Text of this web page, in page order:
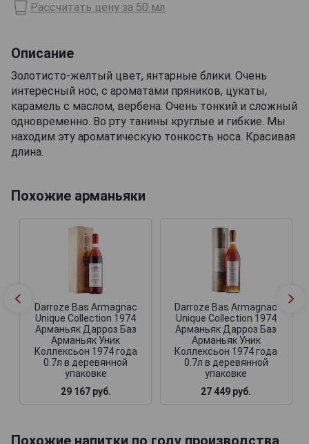
Рассчитать цену за 50 мл
Описание
Золотисто-желтый цвет, янтарные блики. Очень
интересный нос, с ароматами пряников, цукаты,
карамель с маслом, вербена. Очень тонкий и сложный
одновременно. Во рту танины круглые и гибкие. Мы
находим эту ароматическую тонкость носа. Красивая
длина.
Похожие арманьяки
Darroze Bas Armagnac
Unique Collection 1974
Арманьяк Дарроз Баз
Арманьяк Уник
Коллексьон 1974 года
0.7л в деревянной
упаковке
29 167 руб.
Darroze Bas Armagnac
Unique Collection 1974
Арманьяк Дарроз Баз
Арманьяк Уник
Коллексьон 1974 года
0.7л в деревянной
упаковке
27 449 руб.
Похожие напитки по году производства